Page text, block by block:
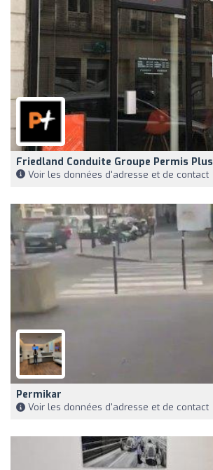
Friedland Conduite Groupe Permis Plus
Voir les données d'adresse et de contact
Permikar
Voir les données d'adresse et de contact